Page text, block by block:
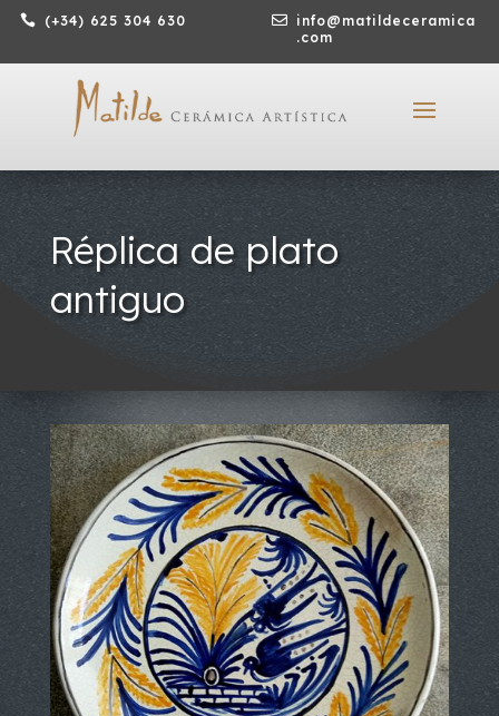
 (+34) 625 304 630 
info@matildeceramica
.com
Réplica de plato
antiguo